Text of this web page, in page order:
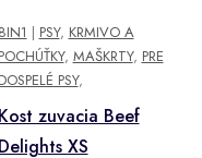
8IN1 | PSY, KRMIVO A
POCHÚŤKY, MAŠKRTY, PRE
DOSPELÉ PSY,
Kost zuvacia Beef
Delights XS